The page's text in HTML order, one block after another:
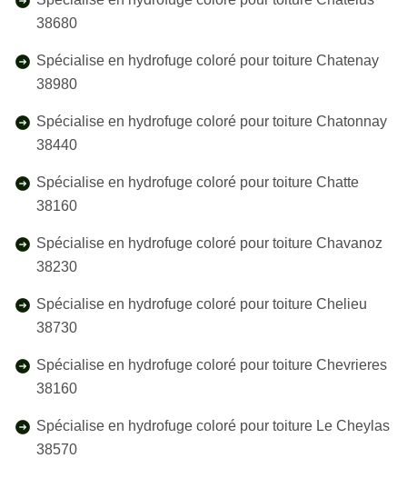
38680
Spécialise en hydrofuge coloré pour toiture Chatenay
38980
Spécialise en hydrofuge coloré pour toiture Chatonnay
38440
Spécialise en hydrofuge coloré pour toiture Chatte
38160
Spécialise en hydrofuge coloré pour toiture Chavanoz
38230
Spécialise en hydrofuge coloré pour toiture Chelieu
38730
Spécialise en hydrofuge coloré pour toiture Chevrieres
38160
Spécialise en hydrofuge coloré pour toiture Le Cheylas
38570